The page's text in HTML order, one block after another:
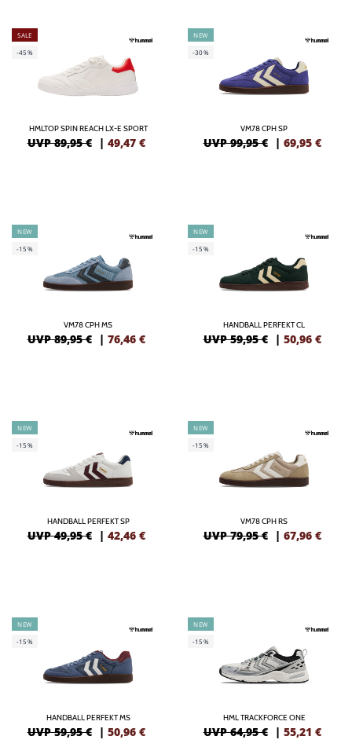
SALE
-45%
HMLTOP SPIN REACH LX-E SPORT
UVP 89,95 € | 49,47 €
NEW
-30%
VM78 CPH SP
UVP 99,95 € | 69,95 €
NEW
-15%
VM78 CPH MS
UVP 89,95 € | 76,46 €
NEW
-15%
HANDBALL PERFEKT CL
UVP 59,95 € | 50,96 €
NEW
-15%
HANDBALL PERFEKT SP
UVP 49,95 € | 42,46 €
NEW
-15%
VM78 CPH RS
UVP 79,95 € | 67,96 €
NEW
-15%
HANDBALL PERFEKT MS
UVP 59,95 € | 50,96 €
NEW
-15%
HML TRACKFORCE ONE
UVP 64,95 € | 55,21 €